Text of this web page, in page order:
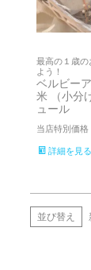
最高の１歳の
よう！
ベルビー
米 （小分
ュール
当店特別価格
詳細を見る
並び替え